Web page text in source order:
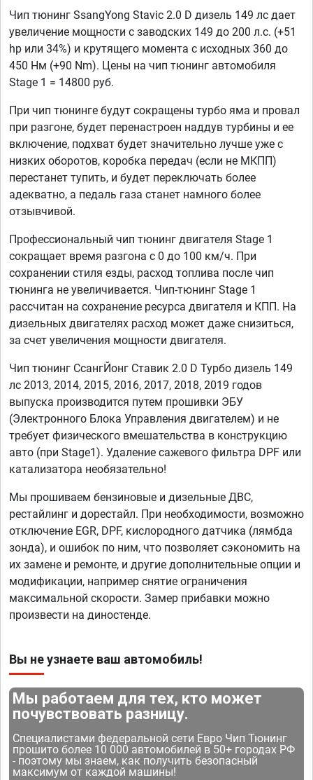
Чип тюнинг SsangYong Stavic 2.0 D дизель 149 лс дает
увеличение мощности с заводских 149 до 200 л.с. (+51
hp или 34%) и крутящего момента с исходных 360 до
450 Нм (+90 Nm). Цены на чип тюнинг автомобиля
Stage 1 = 14800 руб.
При чип тюнинге будут сокращены турбо яма и провал
при разгоне, будет перенастроен наддув турбины и ее
включение, подхват будет значительно лучше уже с
низких оборотов, коробка передач (если не МКПП)
перестанет тупить, и будет переключать более
адекватно, а педаль газа станет намного более
отзывчивой.
Профессиональный чип тюнинг двигателя Stage 1
сокращает время разгона с 0 до 100 км/ч. При
сохранении стиля езды, расход топлива после чип
тюнинга не увеличивается. Чип-тюнинг Stage 1
рассчитан на сохранение ресурса двигателя и КПП. На
дизельных двигателях расход может даже снизиться,
за счет увеличения мощности двигателя.
Чип тюнинг СсангЙонг Ставик 2.0 D Турбо дизель 149
лс 2013, 2014, 2015, 2016, 2017, 2018, 2019 годов
выпуска производится путем прошивки ЭБУ
(Электронного Блока Управления двигателем) и не
требует физического вмешательства в конструкцию
авто (при Stage1). Удаление сажевого фильтра DPF или
катализатора необязательно!
Мы прошиваем бензиновые и дизельные ДВС,
рестайлинг и дорестайл. При необходимости, возможно
отключение EGR, DPF, кислородного датчика (лямбда
зонда), и ошибок по ним, что позволяет сэкономить на
их замене и ремонте, и другие дополнительные опции и
модификации, например снятие ограничения
максимальной скорости. Замер прибавки можно
произвести на диностенде.
Вы не узнаете ваш автомобиль!
Мы работаем для тех, кто может
почувствовать разницу.
Специалистами федеральной сети Евро Чип Тюнинг
прошито более 10 000 автомобилей в 50+ городах РФ
- поэтому мы знаем, как получить безопасный
максимум от каждой машины!